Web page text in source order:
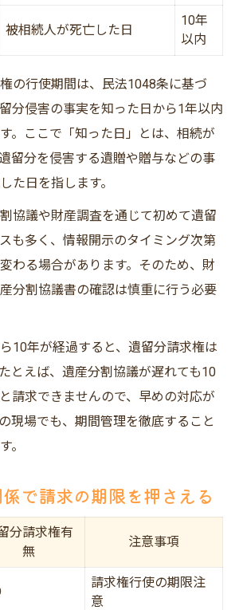
へ
おたすけネット 藤井 雅英
被相続人が死亡した日
10年
以内
の行使期間は、民法1048条に基づ
分侵害の事実を知った日から1年以内
。ここで「知った日」とは、相続が
留分を侵害する遺贈や贈与などの事
た日を指します。
協議や財産調査を通じて初めて遺留
も多く、情報開示のタイミング次第
わる場合があります。そのため、財
分割協議書の確認は慎重に行う必要
10年が経過すると、遺留分請求権は
とえば、遺産分割協議が遅れても10
請求できませんので、早めの対応が
現場でも、期間管理を徹底すること
。
で請求の期限を押さえる
分請求権有
無
注意事項
請求権行使の期限注
意